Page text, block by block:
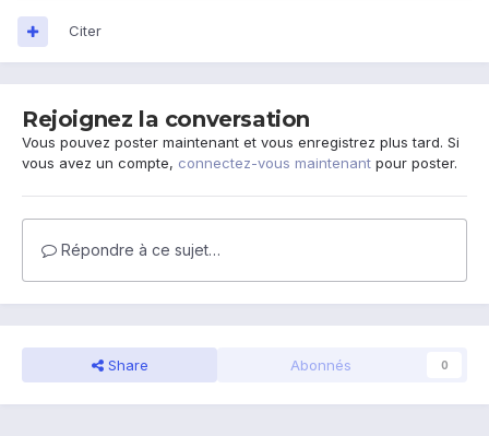
Citer
Rejoignez la conversation
Vous pouvez poster maintenant et vous enregistrez plus tard. Si
vous avez un compte, connectez-vous maintenant pour poster.
Répondre à ce sujet…
Share Abonnés 0